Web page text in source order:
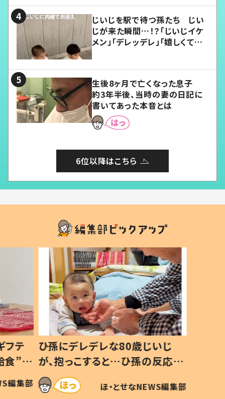
じいじを駅で待つ孫たち じい
じが来た瞬間…！？「じいじイケ
メン」「デレッデレ」「嬉しくて可
生後8ヶ月で亡くなった息子
約3年半後、当時の妻の日記に
書いてあった本音とは
6位以降はこちら
フテ
食”を
親
編集部
ひ孫にデレデレな80歳じいじ
が、抱っこすると…ひ孫の反応に
「涙が出ました」「可愛くて仕方な
い」
ほ・とせなNEWS編集部